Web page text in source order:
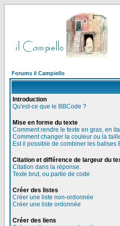
Forums il Campiello
Introduction
Qu'est-ce que le BBCode ?
Mise en forme du texte
Comment rendre le texte en gras, en
Comment changer la couleur ou la
Est il possible de combiner les balises
Citation et différence de largeur du
Citation dans la réponse.
Texte brut, ou partie de code
Créer des listes
Créer une liste non-ordonnée
Créer une liste ordonnée
Créer des liens